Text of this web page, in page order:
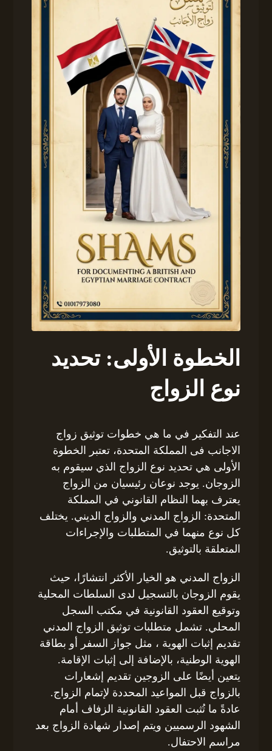
الخطوة الأولى: تحديد
نوع الزواج
عند التفكير في ما هي خطوات توثيق زواج
الاجانب فى المملكة المتحدة، تعتبر الخطوة
الأولى هي تحديد نوع الزواج الذي سيقوم به
الزوجان. يوجد نوعان رئيسيان من الزواج
يعترف بهما النظام القانوني في المملكة
المتحدة: الزواج المدني والزواج الديني. يختلف
كل نوع منهما في المتطلبات والإجراءات
المتعلقة بالتوثيق.
الزواج المدني هو الخيار الأكثر انتشارًا، حيث
يقوم الزوجان بالتسجيل لدى السلطات المحلية
وتوقيع العقود القانونية في مكتب السجل
المحلي. تشمل متطلبات توثيق الزواج المدني
تقديم إثبات الهوية ، مثل جواز السفر أو بطاقة
الهوية الوطنية، بالإضافة إلى إثبات الإقامة.
يتعين أيضًا على الزوجين تقديم إشعارات
بالزواج قبل المواعيد المحددة لإتمام الزواج.
عادةً ما تُثبت العقود القانونية الزفاف أمام
الشهود الرسميين ويتم إصدار شهادة الزواج بعد
مراسم الاحتفال.